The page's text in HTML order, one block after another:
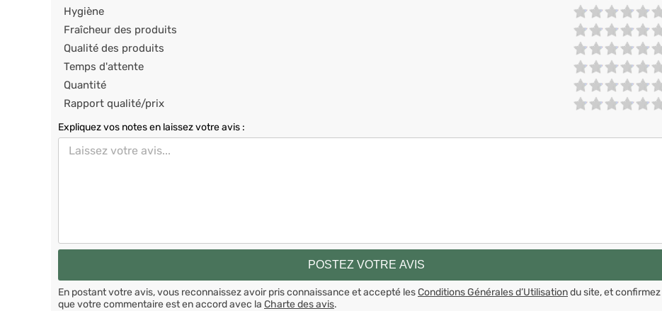
Hygiène
Fraîcheur des produits
Qualité des produits
Temps d'attente
Quantité
Rapport qualité/prix
Expliquez vos notes en laissez votre avis :
En postant votre avis, vous reconnaissez avoir pris connaissance et accepté lesConditions Générales d’Utilisationdu site, et confirmez
que votre commentaire est en accord avec la Charte des avis.